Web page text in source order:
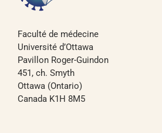
Faculté de médecine
Université d’Ottawa
Pavillon Roger-Guindon
451, ch. Smyth
Ottawa (Ontario)
Canada K1H 8M5